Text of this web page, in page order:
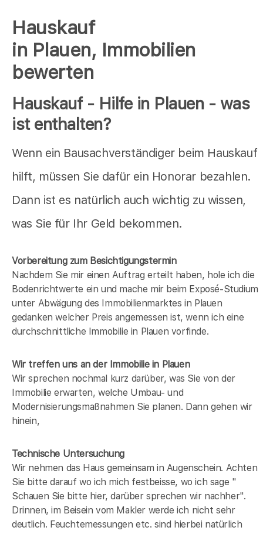
Hauskauf
in Plauen, Immobilien
bewerten
Hauskauf - Hilfe in Plauen - was
ist enthalten?
Wenn ein Bausachverständiger beim Hauskauf
hilft, müssen Sie dafür ein Honorar bezahlen.
Dann ist es natürlich auch wichtig zu wissen,
was Sie für Ihr Geld bekommen.
Vorbereitung zum Besichtigungstermin
Nachdem Sie mir einen Auftrag erteilt haben, hole ich die
Bodenrichtwerte ein und mache mir beim Exposé-Studium
unter Abwägung des Immobilienmarktes in Plauen
gedanken welcher Preis angemessen ist, wenn ich eine
durchschnittliche Immobilie in Plauen vorfinde.
Wir treffen uns an der Immobilie in Plauen
Wir sprechen nochmal kurz darüber, was Sie von der
Immobilie erwarten, welche Umbau- und
Modernisierungsmaßnahmen Sie planen. Dann gehen wir
hinein,
Technische Untersuchung
Wir nehmen das Haus gemeinsam in Augenschein. Achten
Sie bitte darauf wo ich mich festbeisse, wo ich sage "
Schauen Sie bitte hier, darüber sprechen wir nachher".
Drinnen, im Beisein vom Makler werde ich nicht sehr
deutlich. Feuchtemessungen etc. sind hierbei natürlich